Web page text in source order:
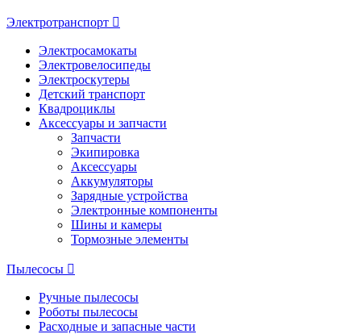
Электротранспорт
Электросамокаты
Электровелосипеды
Электроскутеры
Детский транспорт
Квадроциклы
Аксессуары и запчасти
Запчасти
Экипировка
Аксессуары
Аккумуляторы
Зарядные устройства
Электронные компоненты
Шины и камеры
Тормозные элементы
Пылесосы
Ручные пылесосы
Роботы пылесосы
Расходные и запасные части